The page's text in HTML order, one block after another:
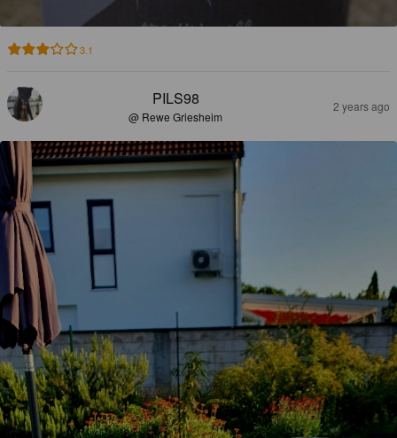
3.1
PILS98
@ Rewe Griesheim
2 years ago